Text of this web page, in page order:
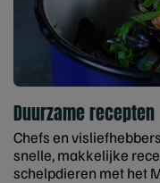
Duurzame recepten
Chefs en
snelle, makkelijke
schelpdieren met het